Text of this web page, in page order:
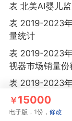
表 北美AI婴儿
表 2019-2023
量统计
表 2019-2023
视器市场销量份
表 2019-2023
售额统计
表 2019-2023
￥15000
电子版，1份，修改